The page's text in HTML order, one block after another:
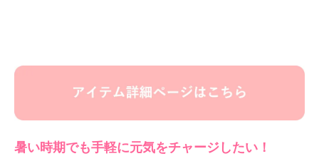
暑い時期でも手軽に元気をチャージしたい！